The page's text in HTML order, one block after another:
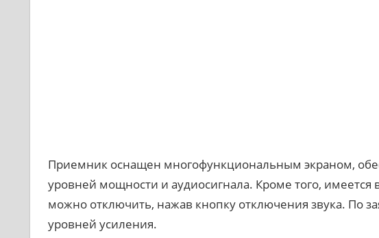
Приемник оснащен многофункциональным экраном,
уровней мощности и аудиосигнала. Кроме того,
можно отключить, нажав кнопку отключения звука. По
уровней усиления.